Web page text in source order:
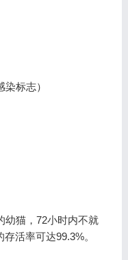
标志）
幼猫，72小时内不就
活率可达99.3%。